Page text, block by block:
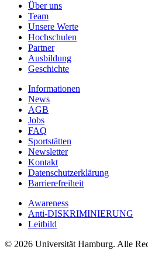
Über uns
Team
Unsere Werte
Hochschulen
Partner
Ausbildung
Geschichte
Informationen
News
AGB
Jobs
FAQ
Sportstätten
Newsletter
Kontakt
Datenschutzerklärung
Barrierefreiheit
Awareness
Anti-DISKRIMINIERUNG
Leitbild
© 2026 Universität Hamburg. Alle